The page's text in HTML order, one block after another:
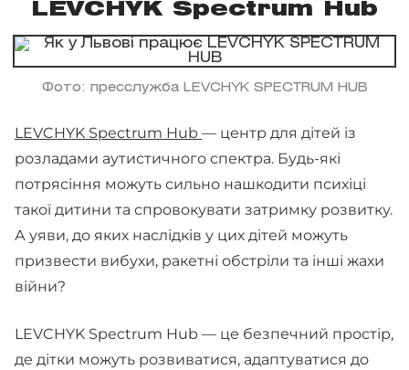
LEVCHYK Spectrum Hub
Фото: пресслужба LEVCHYK SPECTRUM HUB
LEVCHYK Spectrum Hub — центр для дітей із
розладами аутистичного спектра. Будь-які
потрясіння можуть сильно нашкодити психіці
такої дитини та спровокувати затримку розвитку.
А уяви, до яких наслідків у цих дітей можуть
призвести вибухи, ракетні обстріли та інші жахи
війни?
LEVCHYK Spectrum Hub — це безпечний простір,
де дітки можуть розвиватися, адаптуватися до